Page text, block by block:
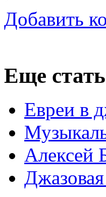
Добавить
Еще
Евреи в
Алексей